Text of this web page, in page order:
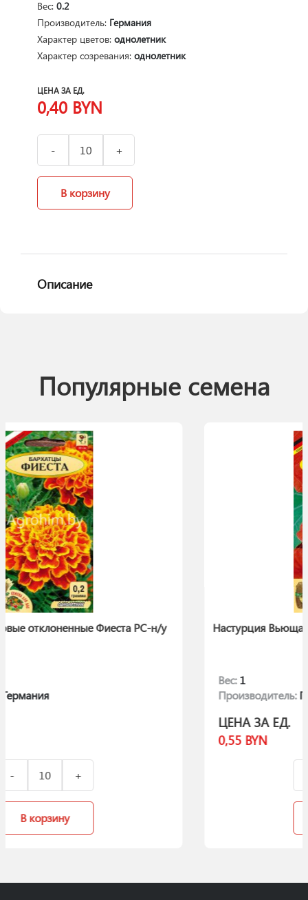
Вес: 0.2
Производитель: Германия
Характер цветов: однолетник
Характер созревания: однолетник
ЦЕНА ЗА ЕД.
0,40 BYN
В корзину
Описание
Популярные семена
РС-н/у Настурция Вьющаяся Королева Индии
Германия